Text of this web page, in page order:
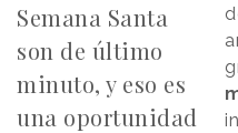
Semana Santa
son de último
minuto, y eso es
una oportunidad